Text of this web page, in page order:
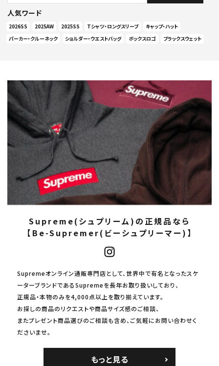
人気ワード
2026SS 2025AW 2025SS Tシャツ・ロングスリーブ
キャップ・ハット
パーカー・クルーネック
ショルダー・ウエストバッグ ボックスロゴ ブラックスウェット
Supreme(シュプリーム)の正規品なら
【Be-Supremer(ビーシュプリーマー)】
Supremeオンライン通販専門店として、世界中で有名となったスケ
ーターブランドであるSupremeを長年お取り扱いしており、
正規品・本物のみを4,000点以上を取り揃えています。
お探しの商品のリクエストや商品サイズ感のご相談、
またプレゼント商品選びのご相談も含め、ご気軽にお問い合わせく
ださいませ。
もっと見る